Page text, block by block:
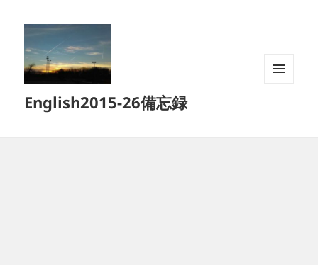
English2015-26備忘録